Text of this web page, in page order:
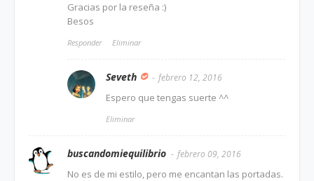
Gracias por la reseña :)
Besos
Responder Eliminar
Seveth febrero 12, 2016
Espero que tengas suerte ^^
Eliminar
buscandomiequilibrio febrero 09, 2016
No es de mi estilo, pero me encantan las portadas.